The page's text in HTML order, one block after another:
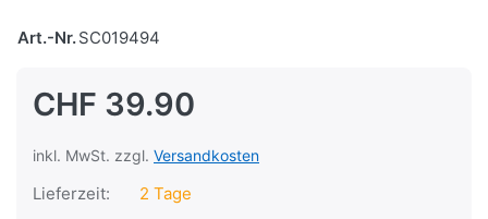
Art.-Nr.SC019494
CHF 39.90
inkl. MwSt. zzgl. Versandkosten
Lieferzeit:
2 Tage